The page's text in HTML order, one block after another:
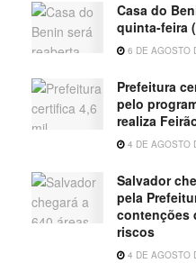
Casa do
quinta-feira
6 DE AGOSTO
Prefeitura
pelo
realiza
4 DE AGOSTO
Salvador
pela
contenções
riscos
4 DE AGOSTO